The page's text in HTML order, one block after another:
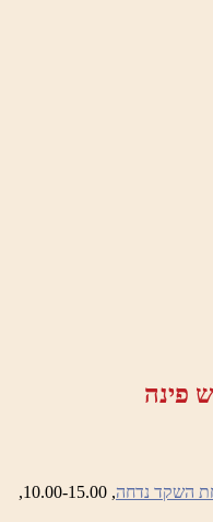
פינה
, 10.00-15.00,